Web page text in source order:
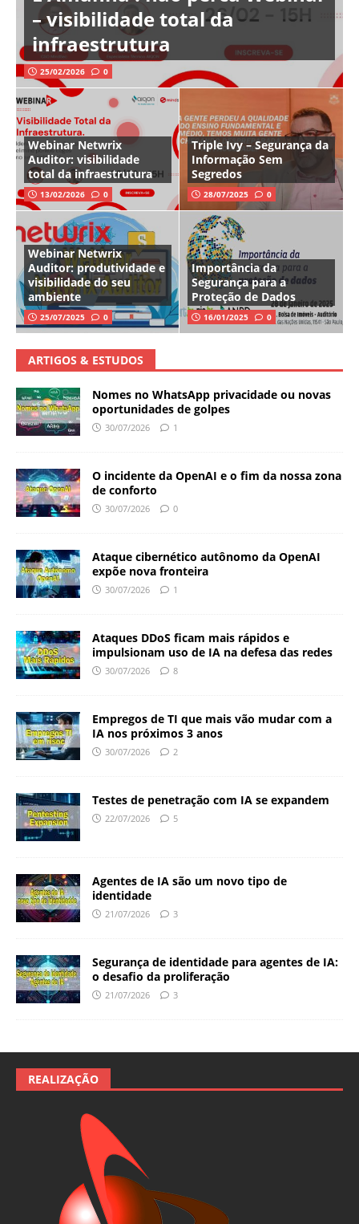
– visibilidade total da
infraestrutura
25/02/2026 0
Webinar Netwrix
Auditor: visibilidade
total da infraestrutura
13/02/2026 0
Triple Ivy – Segurança da
Informação Sem
Segredos
28/07/2025 0
Webinar Netwrix
Auditor: produtividade e
visibilidade do seu
ambiente
25/07/2025 0
Importância da
Segurança para a
Proteção de Dados
16/01/2025 0
ARTIGOS & ESTUDOS
Nomes no WhatsApp privacidade ou novas
oportunidades de golpes
30/07/2026 1
O incidente da OpenAI e o fim da nossa zona
de conforto
30/07/2026 0
Ataque cibernético autônomo da OpenAI
expõe nova fronteira
30/07/2026 1
Ataques DDoS ficam mais rápidos e
impulsionam uso de IA na defesa das redes
30/07/2026 8
Empregos de TI que mais vão mudar com a
IA nos próximos 3 anos
30/07/2026 2
Testes de penetração com IA se expandem
22/07/2026 5
Agentes de IA são um novo tipo de
identidade
21/07/2026 3
Segurança de identidade para agentes de IA:
o desafio da proliferação
21/07/2026 3
REALIZAÇÃO